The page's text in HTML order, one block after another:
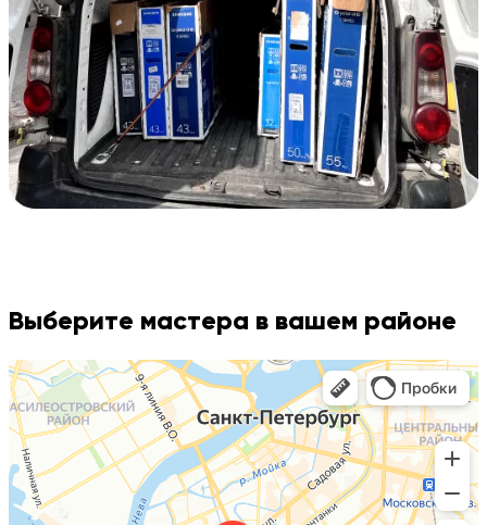
Выберите мастера в вашем районе